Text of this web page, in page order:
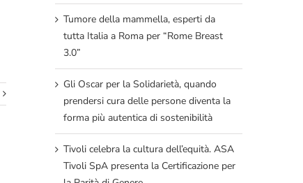
Tumore della mammella, esperti da
tutta Italia a Roma per “Rome Breast
3.0”
Gli Oscar per la Solidarietà, quando
prendersi cura delle persone diventa la
forma più autentica di sostenibilità
Tivoli celebra la cultura dell’equità. ASA
Tivoli SpA presenta la Certificazione per